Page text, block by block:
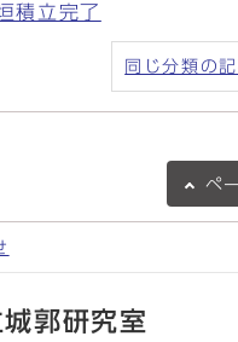
積立完了
同じ分類の
ペ
郭研究室